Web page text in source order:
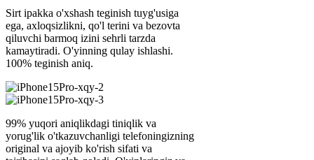
Sirt ipakka o'xshash teginish tuyg'usiga
ega, axloqsizlikni, qo'l terini va bezovta
qiluvchi barmoq izini sehrli tarzda
kamaytiradi. O'yinning qulay ishlashi.
100% teginish aniq.
99% yuqori aniqlikdagi tiniqlik va
yorug'lik o'tkazuvchanligi telefoningizning
original va ajoyib ko'rish sifati va